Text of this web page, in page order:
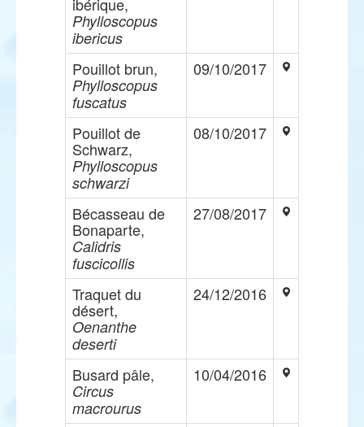
Phylloscopus
ibericus
Pouillot brun,
Phylloscopus
fuscatus
09/10/2017
Pouillot de
Schwarz,
Phylloscopus
schwarzi
08/10/2017
Bécasseau de
Bonaparte,
Calidris
fuscicollis
27/08/2017
Traquet du
désert,
Oenanthe
deserti
24/12/2016
Busard pâle,
Circus
macrourus
10/04/2016